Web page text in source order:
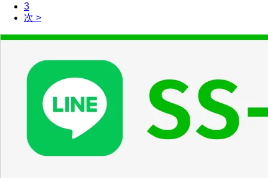
3
次 >